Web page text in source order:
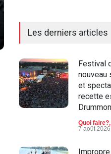
Les derniers articles
Festival
nouveau
et
recette
Quoi faire?,
7 août 2026